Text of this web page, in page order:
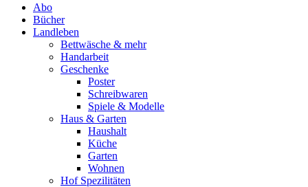
Abo
Bücher
Landleben
Bettwäsche & mehr
Handarbeit
Geschenke
Poster
Schreibwaren
Spiele & Modelle
Haus & Garten
Haushalt
Küche
Garten
Wohnen
Hof Spezilitäten